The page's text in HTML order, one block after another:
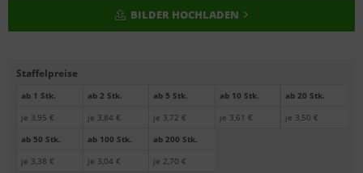
BILDER HOCHLADEN
Staffelpreise
ab 1 Stk.
je 3,95 €
ab 2 Stk.
je 3,84 €
ab 5 Stk.
je 3,72 €
ab 10 Stk.
je 3,61 €
ab 20 Stk.
je 3,50 €
ab 50 Stk.
je 3,38 €
ab 100 Stk.
je 3,04 €
ab 200 Stk.
je 2,70 €